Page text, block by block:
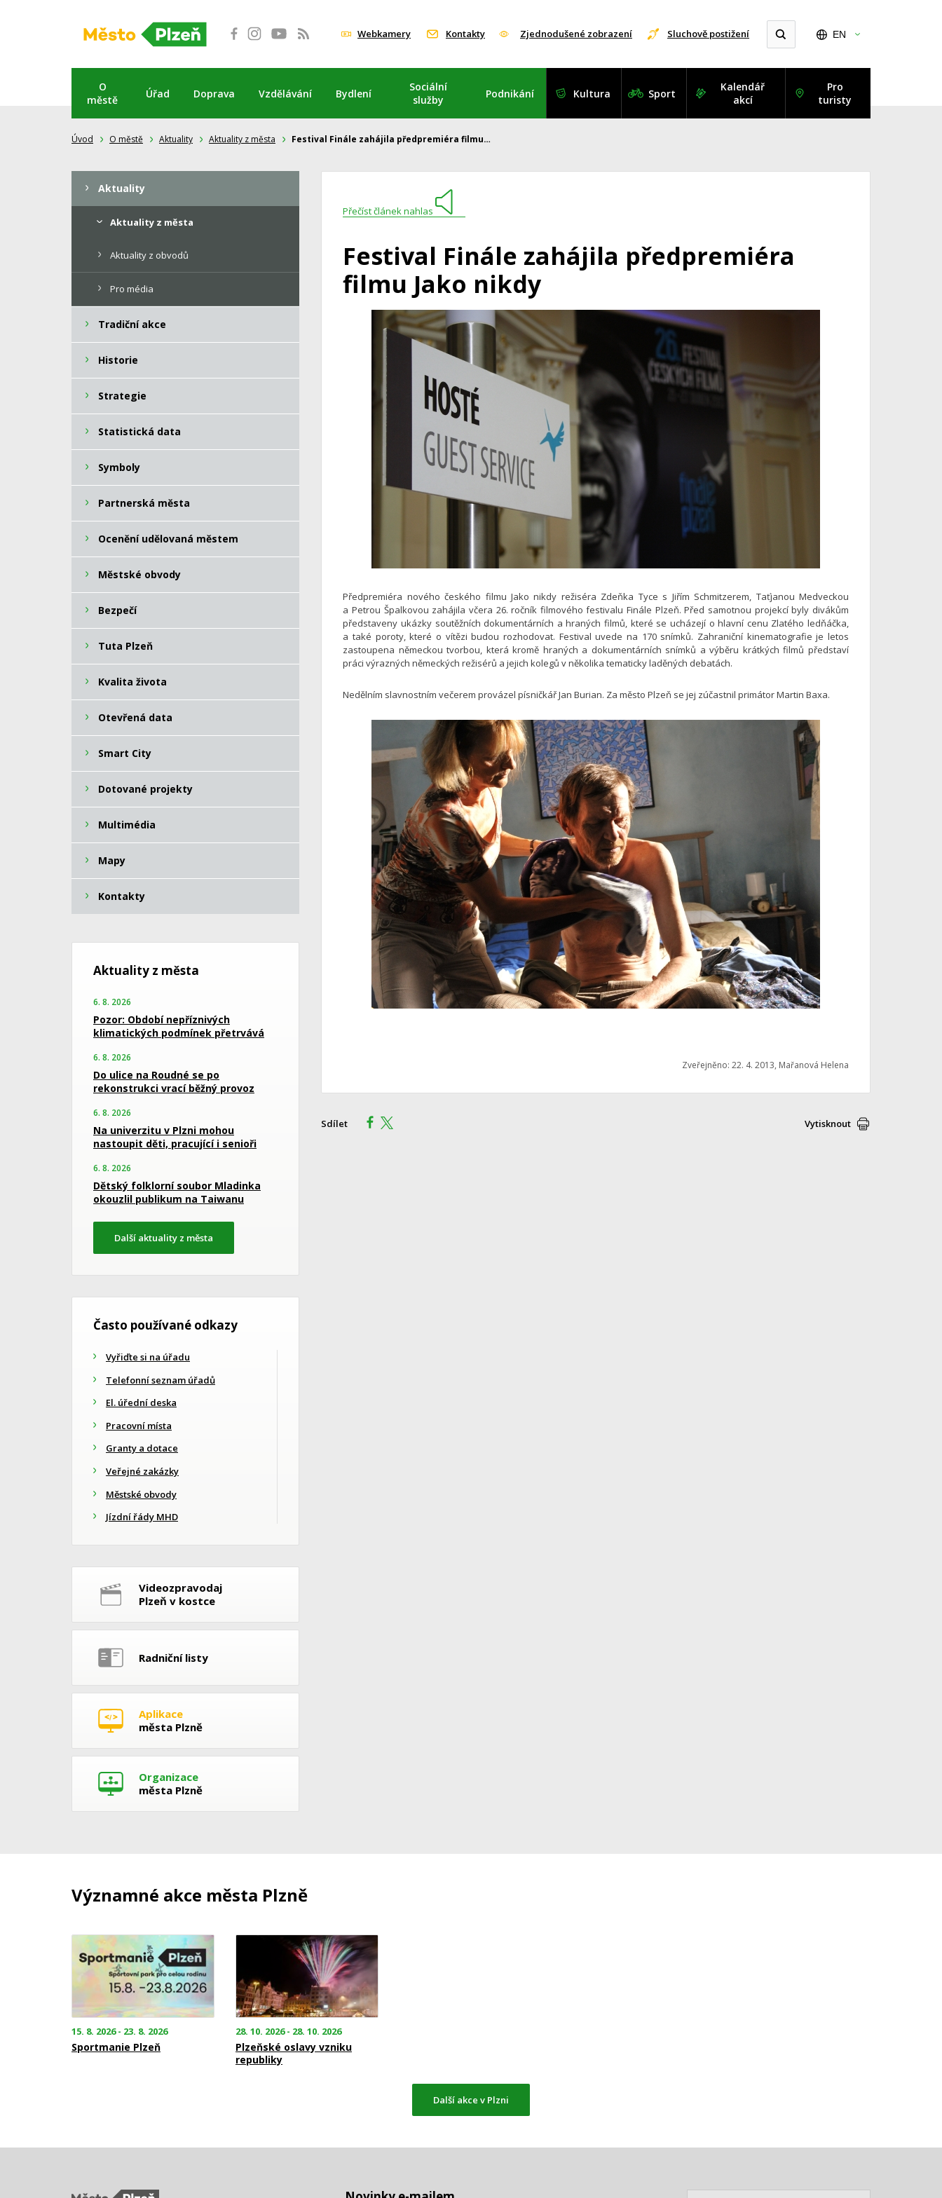
Webkamery Kontakty Zjednodušené zobrazení Sluchově postižení EN
O
městě
Úřad Doprava Vzdělávání Bydlení
Sociální
služby
Podnikání Kultura Sport
Kalendář
akcí
Pro
turisty
Úvod O městě Aktuality Aktuality z města Festival Finále zahájila předpremiéra filmu…
Přečíst článek nahlas
Festival Finále zahájila předpremiéra
filmu Jako nikdy
Předpremiéra nového českého filmu Jako nikdy režiséra Zdeňka Tyce s Jiřím Schmitzerem, Taťjanou Medveckou
a Petrou Špalkovou zahájila včera 26. ročník filmového festivalu Finále Plzeň. Před samotnou projekcí byly divákům
představeny ukázky soutěžních dokumentárních a hraných filmů, které se ucházejí o hlavní cenu Zlatého ledňáčka,
a také poroty, které o vítězi budou rozhodovat. Festival uvede na 170 snímků. Zahraniční kinematografie je letos
zastoupena německou tvorbou, která kromě hraných a dokumentárních snímků a výběru krátkých filmů představí
práci výrazných německých režisérů a jejich kolegů v několika tematicky laděných debatách.
Nedělním slavnostním večerem provázel písničkář Jan Burian. Za město Plzeň se jej zúčastnil primátor Martin Baxa.
Zveřejněno: 22. 4. 2013, Mařanová Helena
Sdílet Vytisknout
Aktuality
Aktuality z města
Aktuality z obvodů
Pro média
Tradiční akce
Historie
Strategie
Statistická data
Symboly
Partnerská města
Ocenění udělovaná městem
Městské obvody
Bezpečí
Tuta Plzeň
Kvalita života
Otevřená data
Smart City
Dotované projekty
Multimédia
Mapy
Kontakty
Aktuality z města
6. 8. 2026
Pozor: Období nepříznivých
klimatických podmínek přetrvává
6. 8. 2026
Do ulice na Roudné se po
rekonstrukci vrací běžný provoz
6. 8. 2026
Na univerzitu v Plzni mohou
nastoupit děti, pracující i senioři
6. 8. 2026
Dětský folklorní soubor Mladinka
okouzlil publikum na Taiwanu
Další aktuality z města
Často používané odkazy
Vyřiďte si na úřadu
Telefonní seznam úřadů
El. úřední deska
Pracovní místa
Granty a dotace
Veřejné zakázky
Městské obvody
Jízdní řády MHD
Videozpravodaj
Plzeň v kostce
Radniční listy
Aplikace
města Plzně
Organizace
města Plzně
Významné akce města Plzně
15. 8. 2026 - 23. 8. 2026
Sportmanie Plzeň
28. 10. 2026 - 28. 10. 2026
Plzeňské oslavy vzniku
republiky
Další akce v Plzni